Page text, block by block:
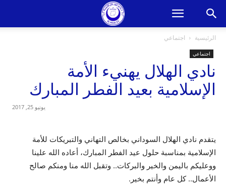
الرئيسية اجتماعي
اجتماعي
نادي الهلال يهنيء الأمة
الإسلامية بعيد الفطر المبارك
يونيو 25, 2017
يتقدم نادي الهلال السوداني بخالص التهاني والتبريكات للأمة
الإسلامية بمناسبة حلول عيد الفطر المبارك، أعاده الله علينا
ووعليكم باليمن والخير والبركات.. وتقبل الله منا ومنكم صالح
الأعمال.. كل عام وأنتم بخير.